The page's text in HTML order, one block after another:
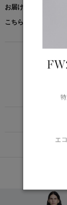
お届けいたします。
こちらの商品には、
エ